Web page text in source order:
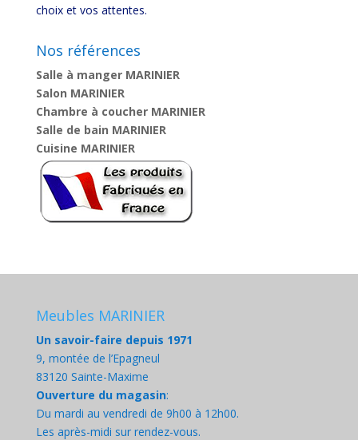
choix et vos attentes.
Nos références
Salle à manger MARINIER
Salon MARINIER
Chambre à coucher MARINIER
Salle de bain MARINIER
Cuisine MARINIER
Meubles MARINIER
Un savoir-faire depuis 1971
9, montée de l’Epagneul
83120 Sainte-Maxime
Ouverture du magasin:
Du mardi au vendredi de 9h00 à 12h00.
Les après-midi sur rendez-vous.